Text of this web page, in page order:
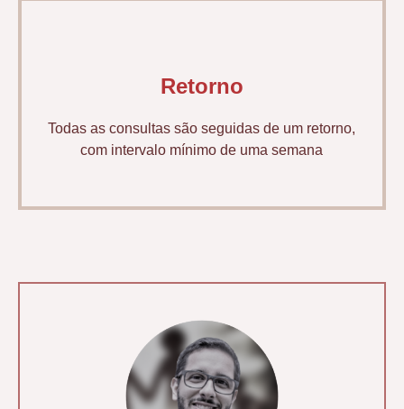
Retorno
Todas as consultas são seguidas de um retorno,
com intervalo mínimo de uma semana